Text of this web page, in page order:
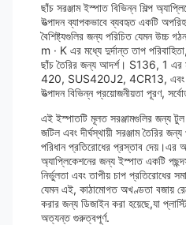
ছাঁচ সরঞ্জাম ইস্পাত বিভিন্ন শিল্প
উত্পাদন ব্যাপকভাবে ব্যবহৃত একটি
বৈশিষ্ট্যগুলির জন্য পরিচিত যেমন
m · K এর মধ্যে দুর্দান্ত তাপ
ছাঁচ তৈরির জন্য আদর্শ। S136, 1 এর
420, SUS420J2, 4CR13, এবং
উত্পাদন বিভিন্ন প্রয়োজনীয়তা পূরণ,
এই ইস্পাতটি মূলত সরঞ্জামগুলির জন্য টুল
জটিল এবং দীর্ঘস্থায়ী সরঞ্জাম তৈরির
পরিধান প্রতিরোধের প্রস্তাব দেয়।এর
অ্যাপ্লিকেশনের জন্য ইস্পাত একটি
নির্ভুলতা এবং তাপীয় চাপ প্রতিরোধের
যেমন এই, কাঠামোগত অখণ্ডতা বজায়
করার জন্য ডিজাইন করা হয়েছে,যা
অত্যন্ত গুরুত্বপূর্ণ.